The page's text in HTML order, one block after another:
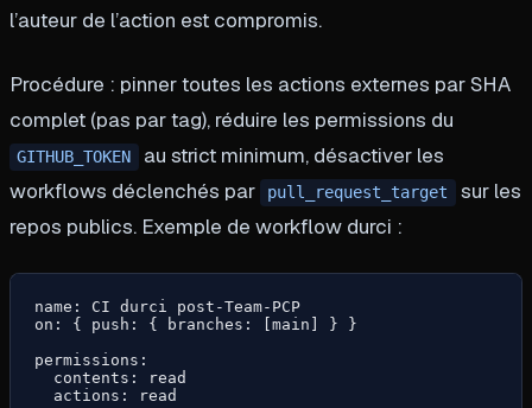
l’auteur de l’action est compromis.
Procédure : pinner toutes les actions externes par SHA
complet (pas par tag), réduire les permissions du
GITHUB_TOKEN
au strict minimum, désactiver les
workflows déclenchés par
pull_request_target
sur les
repos publics. Exemple de workflow durci :
name: CI durci post-Team-PCP
on: { push: { branches: [main] } }
permissions:
  contents: read
  actions: read